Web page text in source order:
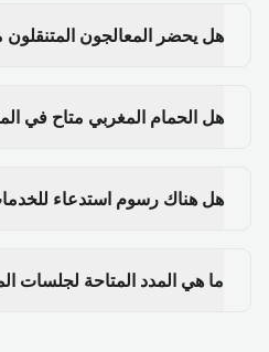
هل يحضر المعالجون المتنقلون
هل الحمام المغربي متاح في
هل هناك رسوم استدعاء
ما هي المدد المتاحة لجلسات